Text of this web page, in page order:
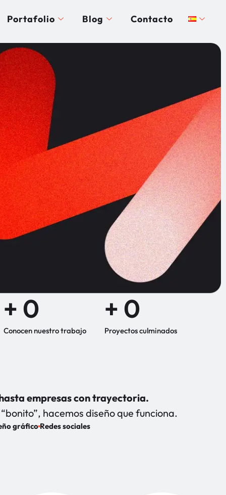
Portafolio Blog Contacto
Conocen nuestro trabajo
+ 0
Proyectos culminados
+ 0
empresas con trayectoria.
hacemos diseño que funciona.
gráfico Redes sociales